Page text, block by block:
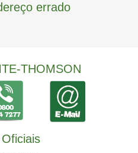
errado
THOMSON